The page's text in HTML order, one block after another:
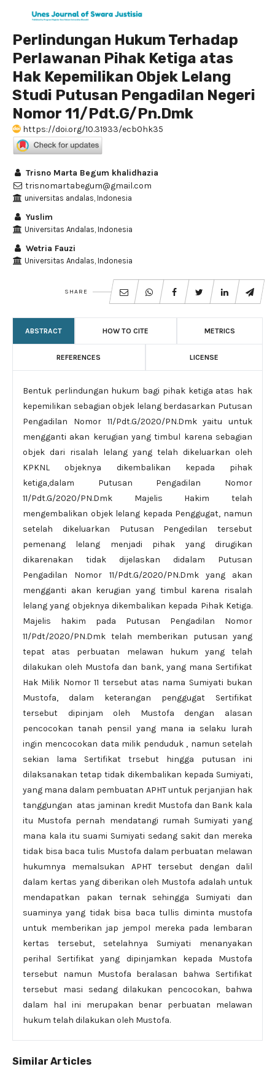
Perlindungan Hukum Terhadap
Perlawanan Pihak Ketiga atas
Hak Kepemilikan Objek Lelang
Studi Putusan Pengadilan Negeri
Nomor 11/Pdt.G/Pn.Dmk
https://doi.org/10.31933/ecb0hk35
Trisno Marta Begum khalidhazia
trisnomartabegum@gmail.com
universitas andalas, Indonesia
Yuslim
Universitas Andalas, Indonesia
Wetria Fauzi
Universitas Andalas, Indonesia
SHARE
ABSTRACT HOW TO CITE METRICS
REFERENCES LICENSE
Bentuk perlindungan hukum bagi pihak ketiga atas hak
kepemilikan sebagian objek lelang berdasarkan Putusan
Pengadilan Nomor 11/Pdt.G/2020/PN.Dmk yaitu untuk
mengganti akan kerugian yang timbul karena sebagian
objek dari risalah lelang yang telah dikeluarkan oleh
KPKNL objeknya dikembalikan kepada pihak
ketiga,dalam Putusan Pengadilan Nomor
11/Pdt.G/2020/PN.Dmk Majelis Hakim telah
mengembalikan objek lelang kepada Penggugat, namun
setelah dikeluarkan Putusan Pengedilan tersebut
pemenang lelang menjadi pihak yang dirugikan
dikarenakan tidak dijelaskan didalam Putusan
Pengadilan Nomor 11/Pdt.G/2020/PN.Dmk yang akan
mengganti akan kerugian yang timbul karena risalah
lelang yang objeknya dikembalikan kepada Pihak Ketiga.
Majelis hakim pada Putusan Pengadilan Nomor
11/Pdt/2020/PN.Dmk telah memberikan putusan yang
tepat atas perbuatan melawan hukum yang telah
dilakukan oleh Mustofa dan bank, yang mana Sertifikat
Hak Milik Nomor 11 tersebut atas nama Sumiyati bukan
Mustofa, dalam keterangan penggugat Sertifikat
tersebut dipinjam oleh Mustofa dengan alasan
pencocokan tanah pensil yang mana ia selaku lurah
ingin mencocokan data milik penduduk , namun setelah
sekian lama Sertifikat trsebut hingga putusan ini
dilaksanakan tetap tidak dikembalikan kepada Sumiyati,
yang mana dalam pembuatan APHT untuk perjanjian hak
tanggungan atas jaminan kredit Mustofa dan Bank kala
itu Mustofa pernah mendatangi rumah Sumiyati yang
mana kala itu suami Sumiyati sedang sakit dan mereka
tidak bisa baca tulis Mustofa dalam perbuatan melawan
hukumnya memalsukan APHT tersebut dengan dalil
dalam kertas yang diberikan oleh Mustofa adalah untuk
mendapatkan pakan ternak sehingga Sumiyati dan
suaminya yang tidak bisa baca tullis diminta mustofa
untuk memberikan jap jempol mereka pada lembaran
kertas tersebut, setelahnya Sumiyati menanyakan
perihal Sertifikat yang dipinjamkan kepada Mustofa
tersebut namun Mustofa beralasan bahwa Sertifikat
tersebut masi sedang dilakukan pencocokan, bahwa
dalam hal ini merupakan benar perbuatan melawan
hukum telah dilakukan oleh Mustofa.
Similar Articles